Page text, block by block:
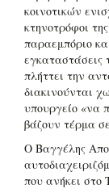
κοινοτικών
κτηνοτρόφοι
παραεμπόριο
εγκαταστάσεις
πλήττει την
διακινούνται
υπουργείο «να
βάζουν τέρμα
Ο Βαγγέλης
που ανήκει στο